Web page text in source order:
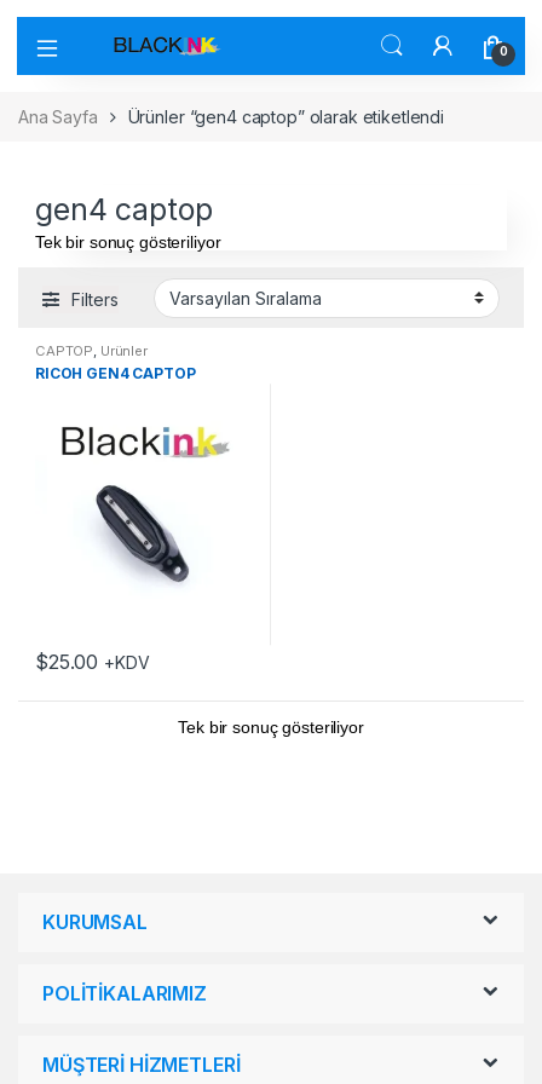
0
Ana Sayfa Ürünler “gen4 captop” olarak etiketlendi
gen4 captop
Tek bir sonuç gösteriliyor
Filters
CAPTOP, Ürünler
RICOH GEN4 CAPTOP
$25.00 +KDV
Tek bir sonuç gösteriliyor
KURUMSAL
POLİTİKALARIMIZ
MÜŞTERİ HİZMETLERİ